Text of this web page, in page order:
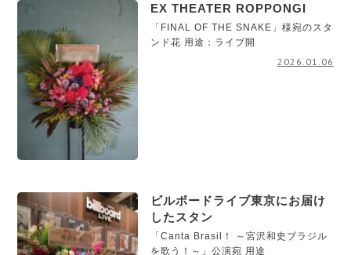
EX THEATER ROPPONGI
「FINAL OF THE SNAKE」様宛のスタ
ンド花 用途：ライブ開
2026.01.06
ビルボードライブ東京にお届け
したスタン
「Canta Brasil！ ～宮沢和史ブラジル
を歌う！～」公演宛 用途